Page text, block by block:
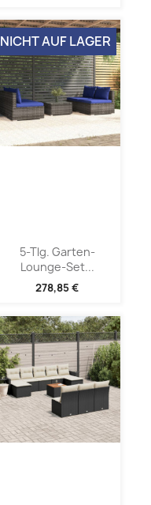
5-Tlg. Garten-
Lounge-Set...
278,85 €
NICHT AUF LAGER